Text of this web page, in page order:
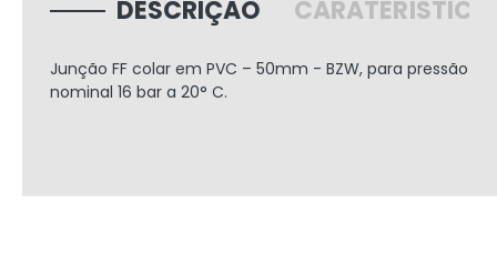
DESCRIÇÃO
Junção FF colar em PVC – 50mm - BZW, para pressão
nominal 16 bar a 20° C.